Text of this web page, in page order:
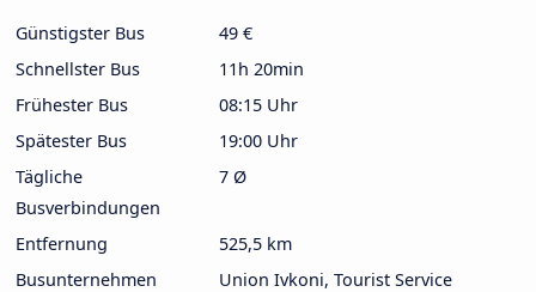
Günstigster Bus
49 €
Schnellster Bus
11h 20min
Frühester Bus
08:15 Uhr
Spätester Bus
19:00 Uhr
Tägliche
Busverbindungen
7 Ø
Entfernung
525,5 km
Busunternehmen
Union Ivkoni, Tourist Service